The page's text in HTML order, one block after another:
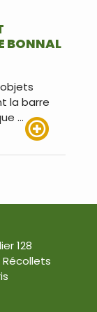
BONNAL
la barre
…
128